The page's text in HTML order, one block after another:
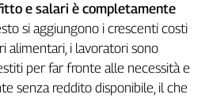
e salari è completamente
si aggiungono i crescenti costi
alimentari, i lavoratori sono
per far fronte alle necessità e
senza reddito disponibile, il che